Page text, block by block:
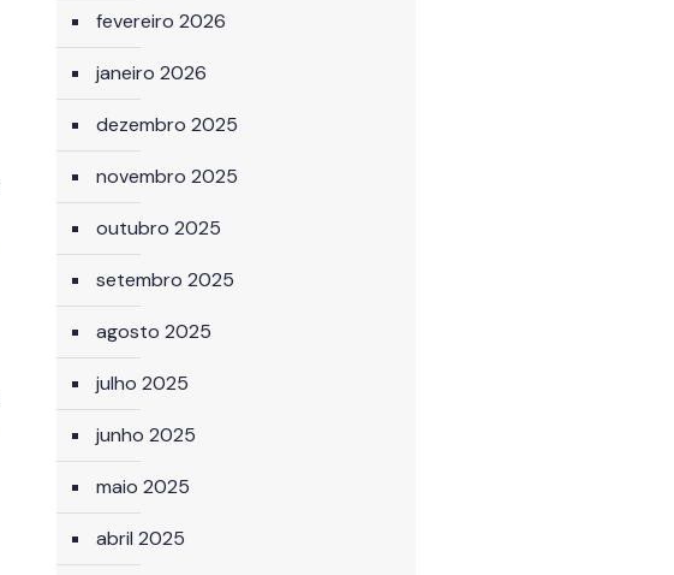
fevereiro 2026
janeiro 2026
dezembro 2025
novembro 2025
outubro 2025
setembro 2025
agosto 2025
julho 2025
junho 2025
maio 2025
abril 2025